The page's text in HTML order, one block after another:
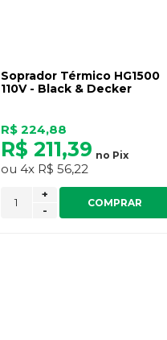
Soprador Térmico HG1500
110V - Black & Decker
R$ 224,88
R$ 211,39 no Pix
ou 4x R$ 56,22
-
+
COMPRAR